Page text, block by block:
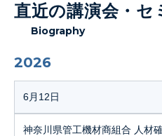
直近の講演会・セ
Biography
2026
6月12日
神奈川県管工機材商組合 人材